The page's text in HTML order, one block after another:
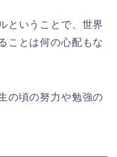
ということで、世界
ことは何の心配もな
の頃の努力や勉強の